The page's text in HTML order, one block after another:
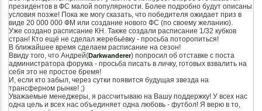
президентов в ФС малой популярности. Более подробно будут описаны
условия позже! Пока же могу сказать, что победителя ожидает приз в
виде 20 000 000 ФМ или создание нового ФС (по своему желанию).
Уже создано расписание КН. Также создали расписание 1/32 кубков
стран! Кто ещё не сделал жеребьёвку - просьба поторопиться!
В ближайшее время сделаем расписание на сезон!
Ввиду того, что Андрей(Darkwanderer) попросил об отставке с поста
администратора форума - просьба писать в личку, готовых взвалить на
себя это не простое бремя!
И, если кто забыл, через сутки появится будущая звезда на
трансферном рынке! ;)
Уважаемые менеджеры, я рассчитываю на Вашу поддержку! У всех нас
одна цель и всех нас объединяет одна любовь - футбол! Я верю в то,